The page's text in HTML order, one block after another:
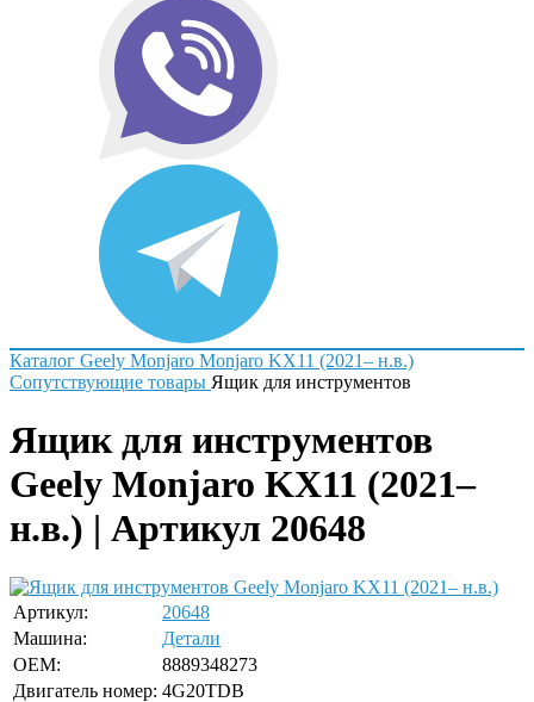
Каталог Geely Monjaro Monjaro KX11 (2021– н.в.)
Сопутствующие товары Ящик для инструментов
Ящик для инструментов
Geely Monjaro KX11 (2021–
н.в.) | Артикул 20648
Артикул:
20648
Машина:
Детали
OEM:
8889348273
Двигатель номер: 4G20TDB